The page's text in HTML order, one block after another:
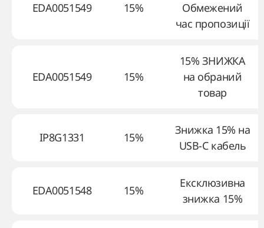
EDA0051549 15%
Обмежений
час пропозиції
EDA0051549 15%
15% ЗНИЖКА
на обраний
товар
IP8G1331 15%
Знижка 15% на
USB-C кабель
EDA0051548 15%
Ексклюзивна
знижка 15%